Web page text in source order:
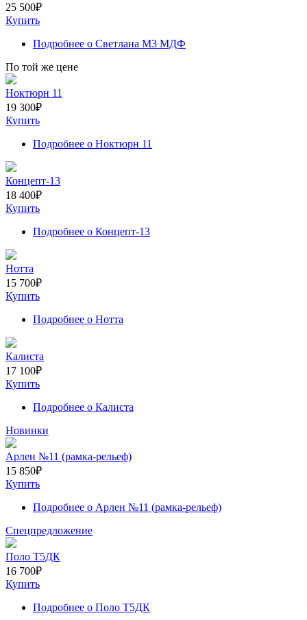
25 500₽
Купить
Подробнее о Светлана M3 МДФ
По той же цене
Ноктюрн 11
19 300₽
Купить
Подробнее о Ноктюрн 11
Концепт-13
18 400₽
Купить
Подробнее о Концепт-13
Нотта
15 700₽
Купить
Подробнее о Нотта
Калиста
17 100₽
Купить
Подробнее о Калиста
Новинки
Арлен №11 (рамка-рельеф)
15 850₽
Купить
Подробнее о Арлен №11 (рамка-рельеф)
Спецпредложение
Поло Т5ДК
16 700₽
Купить
Подробнее о Поло Т5ДК